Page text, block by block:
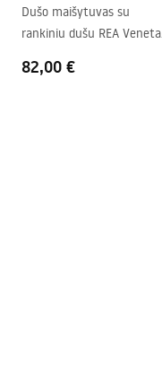
Dušo maišytuvas su
rankiniu dušu REA Veneta
82,00 €